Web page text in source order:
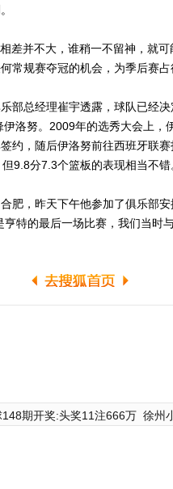
并不大，谁稍一不留神，就可
常规赛夺冠的机会，为季后赛占
总经理崔宇透露，球队已经决
洛努。2009年的选秀大会上，
约，随后伊洛努前往西班牙联
9.8分7.3个篮板的表现相当不错
，昨天下午他参加了俱乐部安
特的最后一场比赛，我们当时
148期开奖:头奖11注666万 徐州